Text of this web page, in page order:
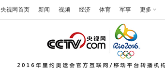
央视网首页 新闻 视频 经济 体育 军事 更多